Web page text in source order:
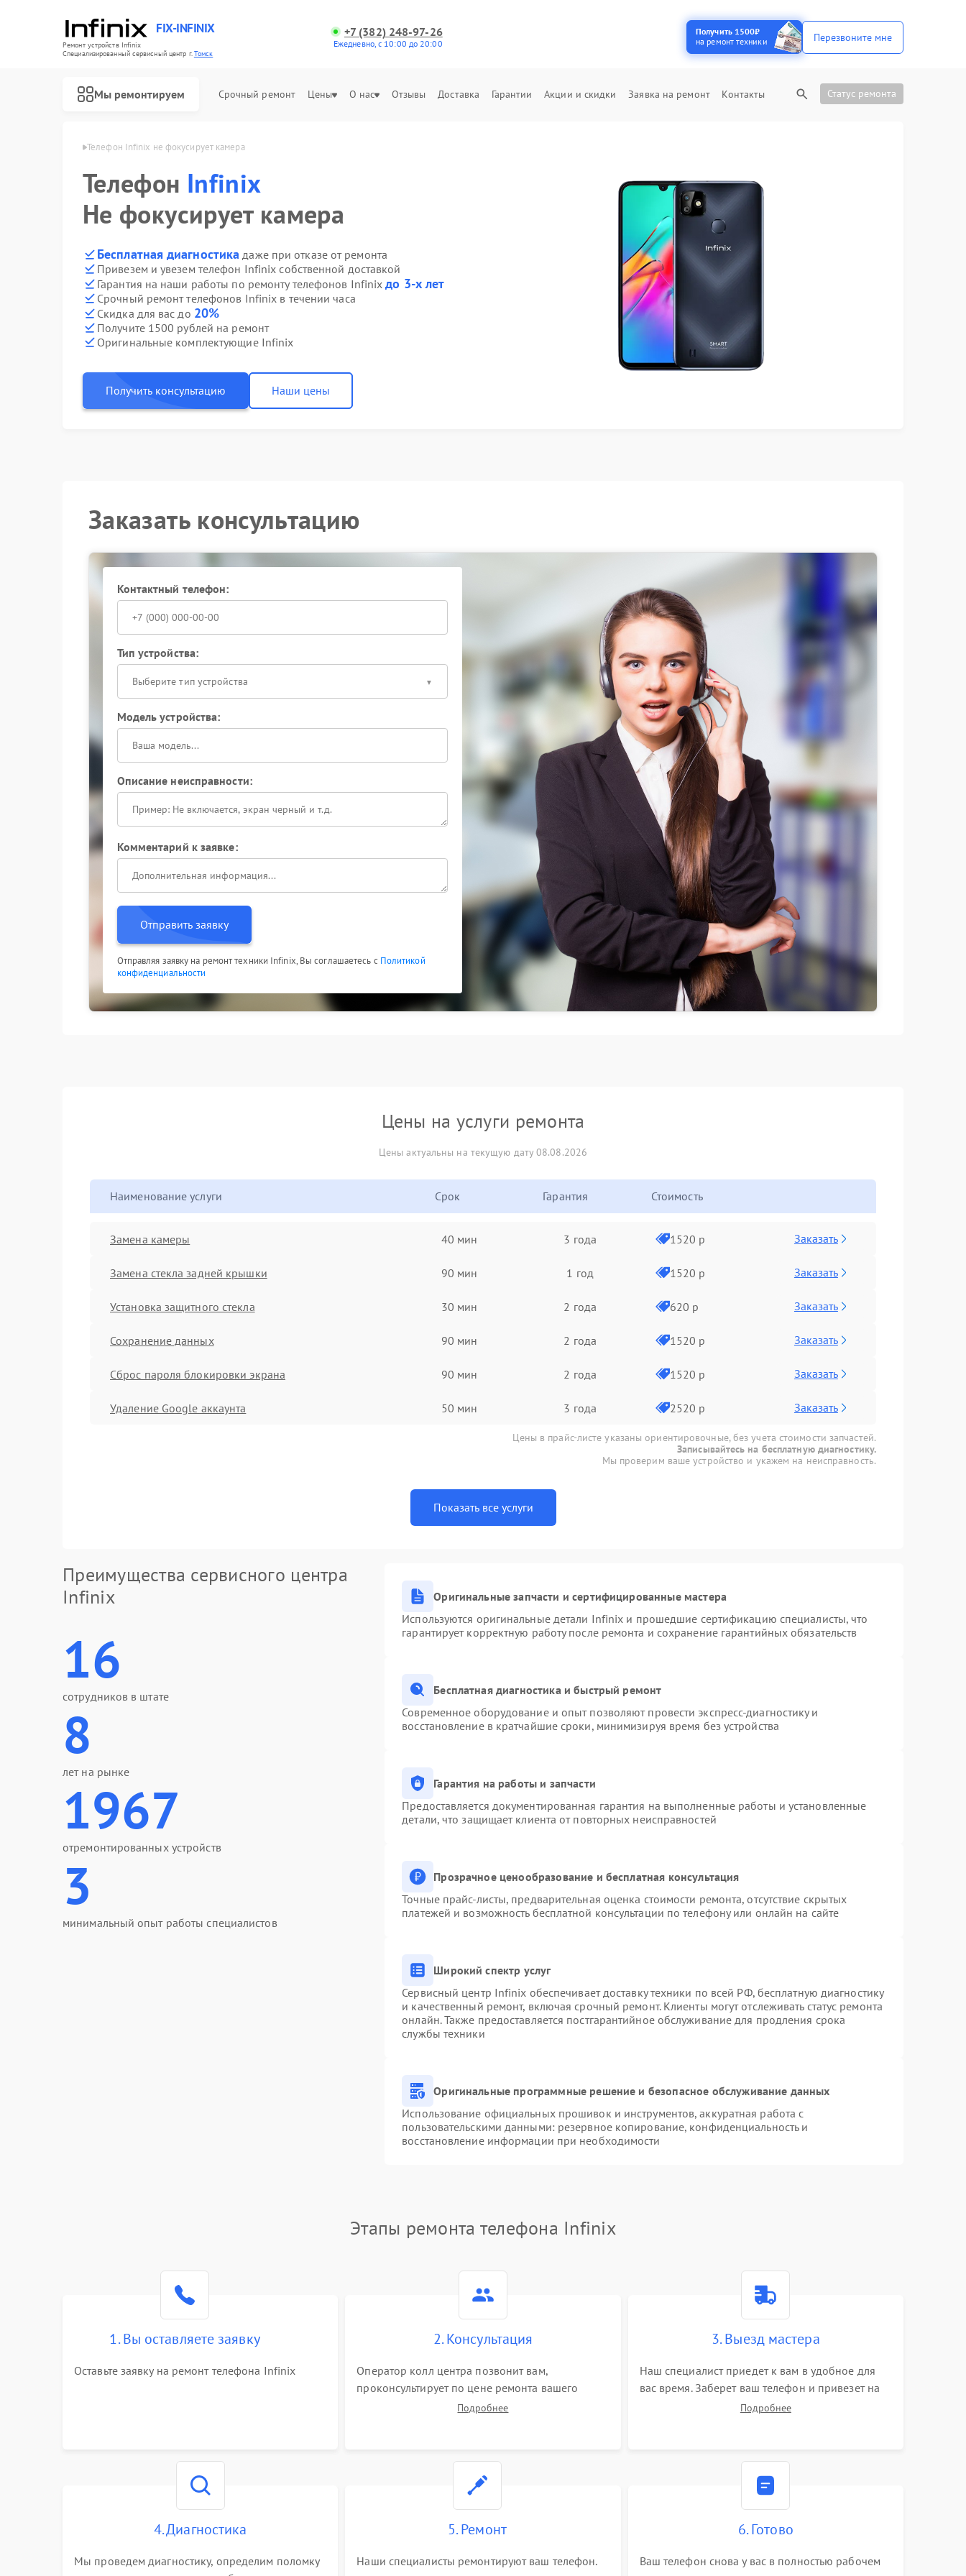
FIX-INFINIX
Ремонт устройств Infinix
Специализированный cервисный центр г.Томск
+7 (382) 248-97-26
Ежедневно, с 10:00 до 20:00
Получить 1500₽
на ремонт техники
Перезвоните мне
Мы ремонтируем Срочный ремонт Цены О нас Отзывы Доставка Гарантии Акции и скидки Заявка на ремонт Контакты Статус ремонта
Infinix в Томске Телефон Infinix не фокусирует камера
Телефон Infinix
Не фокусирует камера
Бесплатная диагностика даже при отказе от ремонта
Привезем и увезем телефон Infinix собственной доставкой
Гарантия на наши работы по ремонту телефонов Infinixдо 3-х лет
Срочный ремонт телефонов Infinix в течении часа
Скидка для вас до 20%
Получите 1500 рублей на ремонт
Оригинальные комплектующие Infinix
Получить консультацию Наши цены
Заказать консультацию
Контактный телефон:
Тип устройства:
Выберите тип устройства
Модель устройства:
Описание неисправности:
Комментарий к заявке:
Отправить заявку
Отправляя заявку на ремонт техники Infinix, Вы соглашаетесь с Политикой
конфиденциальности
Цены на услуги ремонта
Цены актуальны на текущую дату 08.08.2026
Наименование услуги Срок Гарантия Стоимость
Замена камеры 40 мин 3 года 1520 р Заказать
Замена стекла задней крышки 90 мин 1 год 1520 р Заказать
Установка защитного стекла 30 мин 2 года 620 р Заказать
Сохранение данных 90 мин 2 года 1520 р Заказать
Сброс пароля блокировки экрана 90 мин 2 года 1520 р Заказать
Удаление Google аккаунта 50 мин 3 года 2520 р Заказать
Цены в прайс-листе указаны ориентировочные, без учета стоимости запчастей.
Записывайтесь на бесплатную диагностику.
Мы проверим ваше устройство и укажем на неисправность.
Показать все услуги
Преимущества сервисного центра
Infinix
16
сотрудников в штате
8
лет на рынке
1967
отремонтированных устройств
3
минимальный опыт работы специалистов
Оригинальные запчасти и сертифицированные мастера
Используются оригинальные детали Infinix и прошедшие сертификацию специалисты, что
гарантирует корректную работу после ремонта и сохранение гарантийных обязательств
Бесплатная диагностика и быстрый ремонт
Современное оборудование и опыт позволяют провести экспресс-диагностику и
восстановление в кратчайшие сроки, минимизируя время без устройства
Гарантия на работы и запчасти
Предоставляется документированная гарантия на выполненные работы и установленные
детали, что защищает клиента от повторных неисправностей
Прозрачное ценообразование и бесплатная консультация
Точные прайс-листы, предварительная оценка стоимости ремонта, отсутствие скрытых
платежей и возможность бесплатной консультации по телефону или онлайн на сайте
Широкий спектр услуг
Сервисный центр Infinix обеспечивает доставку техники по всей РФ, бесплатную диагностику
и качественный ремонт, включая срочный ремонт. Клиенты могут отслеживать статус ремонта
онлайн. Также предоставляется постгарантийное обслуживание для продления срока
службы техники
Оригинальные программные решение и безопасное обслуживание данных
Использование официальных прошивок и инструментов, аккуратная работа с
пользовательскими данными: резервное копирование, конфиденциальность и
восстановление информации при необходимости
Этапы ремонта телефона Infinix
1. Вы оставляете заявку
Оставьте заявку на ремонт телефона Infinix
2. Консультация
Оператор колл центра позвонит вам,
проконсультирует по цене ремонта вашего
телефона а также ответит на все ваши вопросы.
Подробнее
3. Выезд мастера
Наш специалист приедет к вам в удобное для
вас время. Заберет ваш телефон и привезет на
склад для диагностики.Подробнее
4. Диагностика
Мы проведем диагностику, определим поломку
5. Ремонт
Наши специалисты ремонтируют ваш телефон.
6. Готово
Ваш телефон снова у вас в полностью рабочем